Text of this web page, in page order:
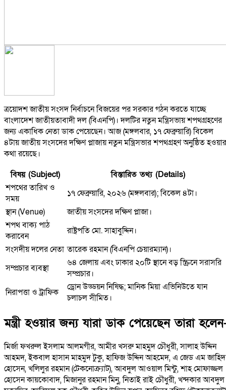
ত্রয়োদশ জাতীয় সংসদ নির্বাচনে বিজয়ের পর সরকার গঠন করতে যাচ্ছে
বাংলাদেশ জাতীয়তাবাদী দল (বিএনপি)। দলটির নতুন মন্ত্রিসভায় শপথগ্রহণের
জন্য একাধিক নেতা ডাক পেয়েছেন। আজ (মঙ্গলবার, ১৭ ফেব্রুয়ারি) বিকেল
৪টায় জাতীয় সংসদের দক্ষিণ প্লাজায় নতুন মন্ত্রিসভার শপথগ্রহণ অনুষ্ঠিত হওয়ার
কথা রয়েছে।
বিষয় (Subject)
বিস্তারিত তথ্য (Details)
শপথের তারিখ ও
সময়
১৭ ফেব্রুয়ারি, ২০২৬ (মঙ্গলবার); বিকেল ৪টা।
স্থান (Venue)
জাতীয় সংসদের দক্ষিণ প্লাজা।
শপথ বাক্য পাঠ
করাবেন
রাষ্ট্রপতি মো. সাহাবুদ্দিন।
সংসদীয় দলের নেতা তারেক রহমান (বিএনপি চেয়ারম্যান)।
সম্প্রচার ব্যবস্থা
৬৪ জেলায় এবং ঢাকার ২০টি স্থানে বড় স্ক্রিনে সরাসরি
সম্প্রচার।
নিরাপত্তা ও ট্রাফিক
ড্রোন উড্ডয়ন নিষিদ্ধ; মানিক মিয়া এভিনিউতে যান
চলাচল সীমিত।
মন্ত্রী হওয়ার জন্য যারা ডাক পেয়েছেন তারা
মির্জা ফখরুল ইসলাম আলমগীর, আমীর খসরু মাহমুদ চৌধুরী, সালাহ উদ্দিন
আহমদ, ইকবাল হাসান মাহমুদ টুকু, হাফিজ উদ্দিন আহমেদ, এ জেড এম জাহিদ
হোসেন, খলিলুর রহমান (টেকনোক্র্যাট), আবদুল আওয়াল মিন্টু, শাহ মোফাজ্জল
হোসেন কায়কোবাদ, মিজানুর রহমান মিনু, নিতাই রাই চৌধুরী, খন্দকার আবদুল